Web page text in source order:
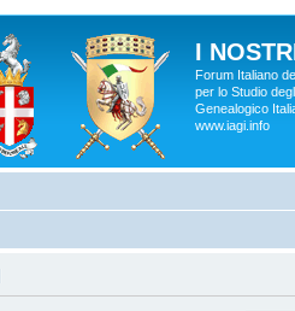
I
Forum Italiano
per lo Studio
Genealogico
www.iagi.info